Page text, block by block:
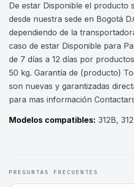
De estar Disponible el producto
desde nuestra sede en Bogotá
dependiendo de la
caso de estar Disponible para
de 7 días a 12 días por
50 kg. Garantía de (producto)
son nuevas y garantizadas
para mas información
Modelos compatibles: 312B,
PREGUNTAS FRECUENTES